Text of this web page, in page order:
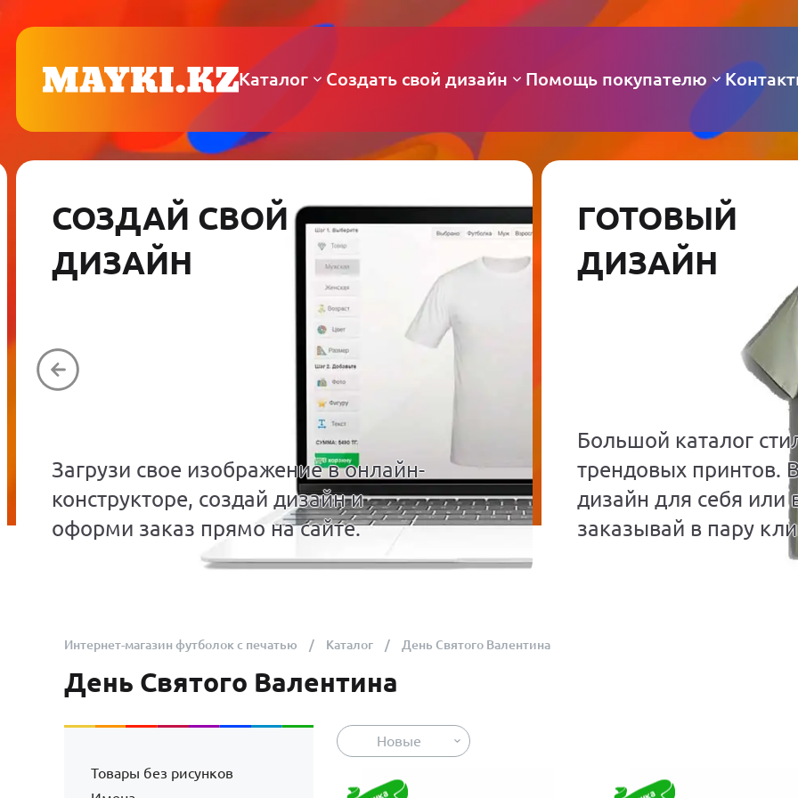
Каталог Создать свой дизайн Помощь покупателю
СОЗДАЙ СВОЙ
ДИЗАЙН
Загрузи свое изображение в онлайн-
конструкторе, создай дизайн и
оформи заказ прямо на сайте.
ГОТОВЫЙ
ДИЗАЙН
Большой каталог
трендовых принтов.
дизайн для себя или
заказывай в пару
Интернет-магазин футболок с печатью Каталог День Святого Валентина
День Святого Валентина
Товары без рисунков
Новые